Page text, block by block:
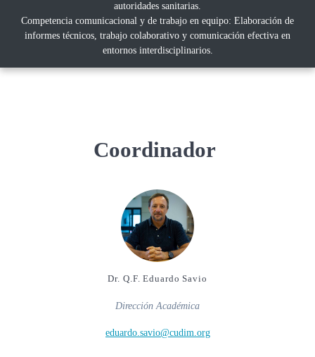
autoridades sanitarias.
Competencia comunicacional y de trabajo en equipo: Elaboración de
informes técnicos, trabajo colaborativo y comunicación efectiva en
entornos interdisciplinarios.
Coordinador
Dr. Q.F. Eduardo Savio
Dirección Académica
eduardo.savio@cudim.org